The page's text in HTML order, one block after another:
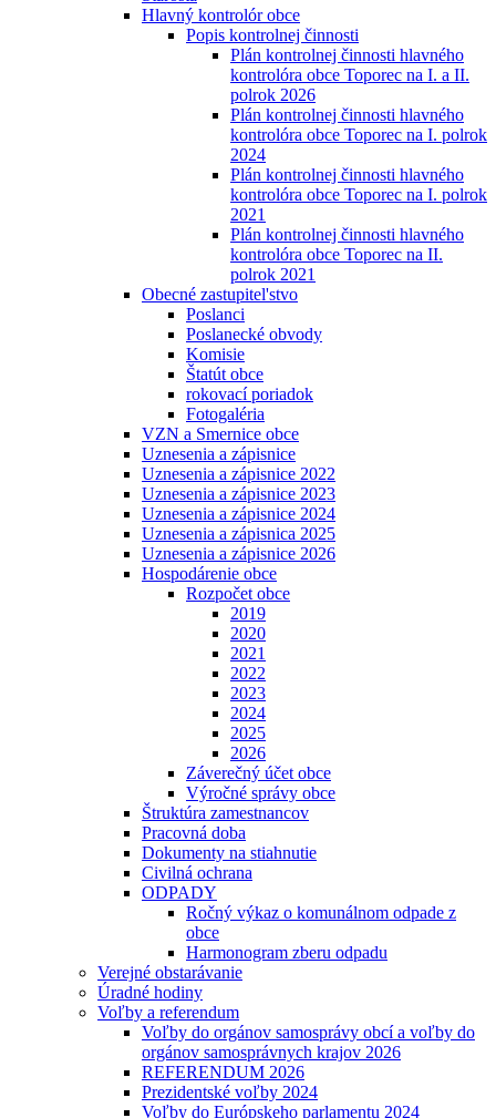
Hlavný kontrolór obce
Popis kontrolnej činnosti
Plán kontrolnej činnosti hlavného
kontrolóra obce Toporec na I. a II.
polrok 2026
Plán kontrolnej činnosti hlavného
kontrolóra obce Toporec na I. polrok
2024
Plán kontrolnej činnosti hlavného
kontrolóra obce Toporec na I. polrok
2021
Plán kontrolnej činnosti hlavného
kontrolóra obce Toporec na II.
polrok 2021
Obecné zastupitel'stvo
Poslanci
Poslanecké obvody
Komisie
Štatút obce
rokovací poriadok
Fotogaléria
VZN a Smernice obce
Uznesenia a zápisnice
Uznesenia a zápisnice 2022
Uznesenia a zápisnice 2023
Uznesenia a zápisnice 2024
Uznesenia a zápisnica 2025
Uznesenia a zápisnice 2026
Hospodárenie obce
Rozpočet obce
2019
2020
2021
2022
2023
2024
2025
2026
Záverečný účet obce
Výročné správy obce
Štruktúra zamestnancov
Pracovná doba
Dokumenty na stiahnutie
Civilná ochrana
ODPADY
Ročný výkaz o komunálnom odpade z
obce
Harmonogram zberu odpadu
Verejné obstarávanie
Úradné hodiny
Voľby a referendum
Voľby do orgánov samosprávy obcí a voľby do
orgánov samosprávnych krajov 2026
REFERENDUM 2026
Prezidentské voľby 2024
Voľby do Európskeho parlamentu 2024